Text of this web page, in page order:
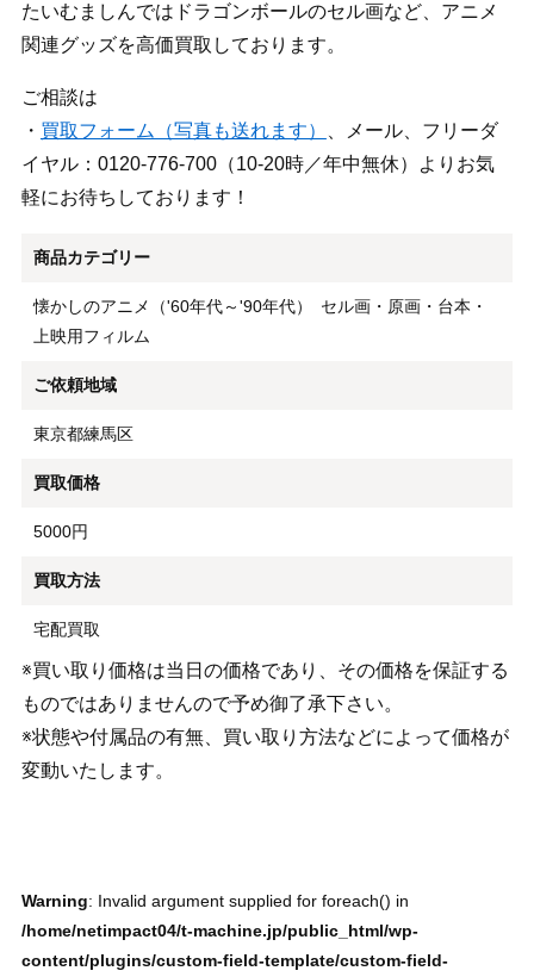
たいむましんではドラゴンボールのセル画など、アニメ
関連グッズを高価買取しております。
ご相談は
・ 買取フォーム（写真も送れます）
、メール、フリーダ
イヤル：0120-776-700（10-20時／年中無休）よりお気
軽にお待ちしております！
商品カテゴリー
懐かしのアニメ（'60年代～'90年代）
セル画・原画・台本・
上映用フィルム
ご依頼地域
東京都練馬区
買取価格
5000円
買取方法
宅配買取
※買い取り価格は当日の価格であり、その価格を保証する
ものではありませんので予め御了承下さい。
※状態や付属品の有無、買い取り方法などによって価格が
変動いたします。
Warning: Invalid argument supplied for foreach() in
/home/netimpact04/t-machine.jp/public_html/wp-
content/plugins/custom-field-template/custom-field-